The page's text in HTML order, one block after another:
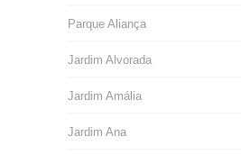
Parque Aliança
Jardim Alvorada
Jardim Amália
Jardim Ana